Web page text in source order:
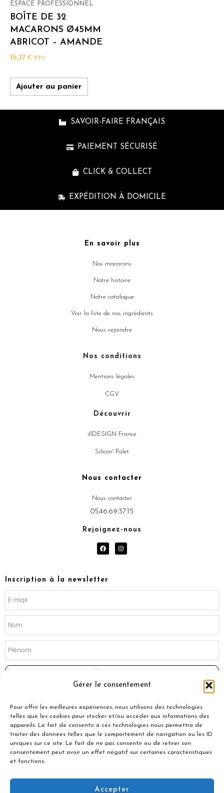
Gérer le consentement
Pour offrir les meilleures expériences, nous utilisons des technologies
telles que les cookies pour stocker et/ou accéder aux informations des
appareils. Le fait de consentir à ces technologies nous permettra de
traiter des données telles que le comportement de navigation ou les ID
uniques sur ce site. Le fait de ne pas consentir ou de retirer son
consentement peut avoir un effet négatif sur certaines caractéristiques
et fonctions.
Accepter
ESPACE PROFESSIONNEL
BOÎTE DE 32
MACARONS Ø45MM
ABRICOT – AMANDE
16,17 € TTC
Ajouter au panier
SAVOIR-FAIRE FRANÇAIS
PAIEMENT SÉCURISÉ
CLICK & COLLECT
EXPÉDITION À DOMICILE
En savoir plus
Nos macarons
Notre histoire
Notre catalogue
Voir la liste de nos ingrédients
Nous rejoindre
Nos conditions
Mentions légales
CGV
Découvrir
illDESIGN France
Silicon' Palet
Nous contacter
Nous contacter
05.46.69.37.15
Rejoignez-nous
F
a
o
I
n
Inscription à la newsletter